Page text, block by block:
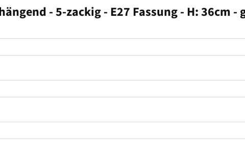
- 5-zackig - E27 Fassung - H: 36cm -